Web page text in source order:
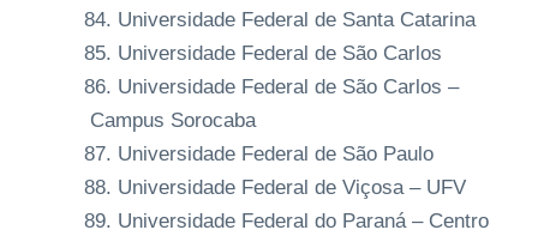
Universidade Federal de Santa Catarina
Universidade Federal de São Carlos
Universidade Federal de São Carlos –
Campus Sorocaba
Universidade Federal de São Paulo
Universidade Federal de Viçosa – UFV
Universidade Federal do Paraná – Centro